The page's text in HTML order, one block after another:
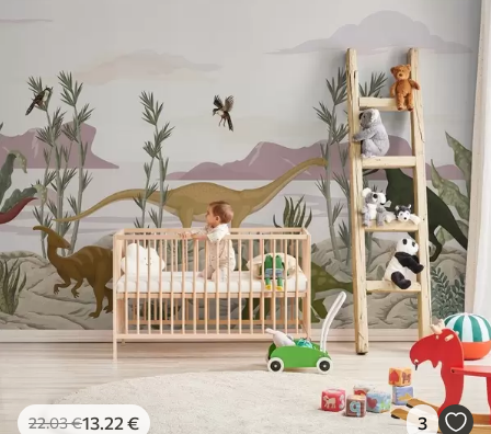
22.03€13 .22 € 3